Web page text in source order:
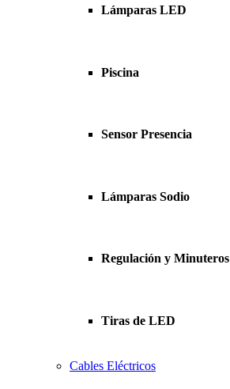
Lámparas LED
Piscina
Sensor Presencia
Lámparas Sodio
Regulación y Minuteros
Tiras de LED
Cables Eléctricos